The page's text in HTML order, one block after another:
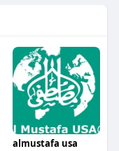
almustafa usa